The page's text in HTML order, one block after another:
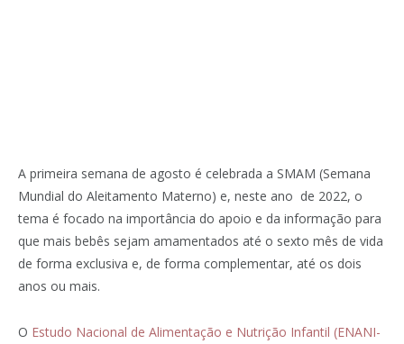
A primeira semana de agosto é celebrada a SMAM (Semana
Mundial do Aleitamento Materno) e, neste ano de 2022, o
tema é focado na importância do apoio e da informação para
que mais bebês sejam amamentados até o sexto mês de vida
de forma exclusiva e, de forma complementar, até os dois
anos ou mais.
O Estudo Nacional de Alimentação e Nutrição Infantil (ENANI-